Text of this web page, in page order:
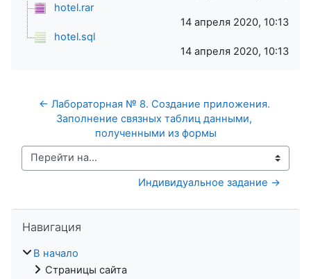
hotel.rar
14 апреля 2020, 10:13
hotel.sql
14 апреля 2020, 10:13
← Лабораторная № 8. Создание приложения.
Заполнение связных таблиц данными,
полученными из формы
Перейти на...
Индивидуальное задание →
Навигация
В начало
Страницы сайта